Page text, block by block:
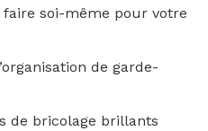
soi-même pour votre
de garde-
de bricolage brillants